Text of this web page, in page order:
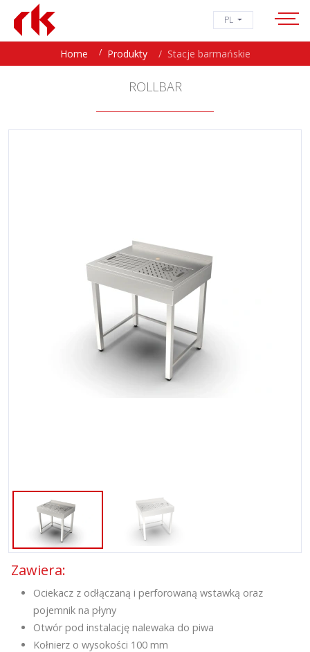
PL
Home Produkty Stacje barmańskie
ROLLBAR
Zawiera:
Ociekacz z odłączaną i perforowaną wstawką oraz
pojemnik na płyny
Otwór pod instalację nalewaka do piwa
Kołnierz o wysokości 100 mm